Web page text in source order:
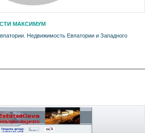
МАКСИМУМ
Недвижимость Евпатории и Западного